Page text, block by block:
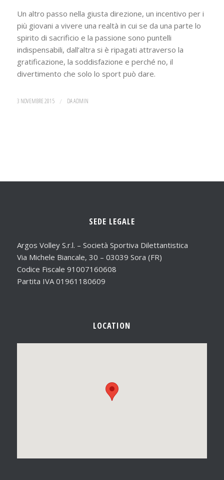
Un altro passo nella giusta direzione, un incentivo per i
più giovani a vivere una realtà in cui se da una parte lo
spirito di sacrificio e la passione sono puntelli
indispensabili, dall’altra si è ripagati attraverso la
gratificazione, la soddisfazione e perché no, il
divertimento che solo lo sport può dare.
3 NOVEMBRE 2015 / DAADMIN
SEDE LEGALE
Argos Volley S.r.l. – Società Sportiva Dilettantistica
Via Michele Biancale, 30 – 03039 Sora (FR)
Codice Fiscale 91007160608
Partita IVA 01961180609
LOCATION